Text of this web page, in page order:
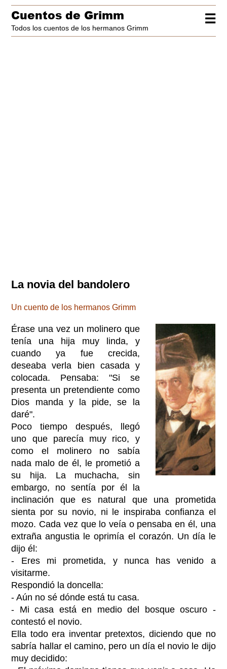
☰
Cuentos de Grimm
Todos los cuentos de los hermanos Grimm
La novia del bandolero
Un cuento de los hermanos Grimm
Érase una vez un molinero que
tenía una hija muy linda, y
cuando ya fue crecida,
deseaba verla bien casada y
colocada. Pensaba: "Si se
presenta un pretendiente como
Dios manda y la pide, se la
daré".
Poco tiempo después, llegó
uno que parecía muy rico, y
como el molinero no sabía
nada malo de él, le prometió a
su hija. La muchacha, sin
embargo, no sentía por él la
inclinación que es natural que una prometida
sienta por su novio, ni le inspiraba confianza el
mozo. Cada vez que lo veía o pensaba en él, una
extraña angustia le oprimía el corazón. Un día le
dijo él:
- Eres mi prometida, y nunca has venido a
visitarme.
Respondió la doncella:
- Aún no sé dónde está tu casa.
- Mi casa está en medio del bosque oscuro -
contestó el novio.
Ella todo era inventar pretextos, diciendo que no
sabría hallar el camino, pero un día el novio le dijo
muy decidido: